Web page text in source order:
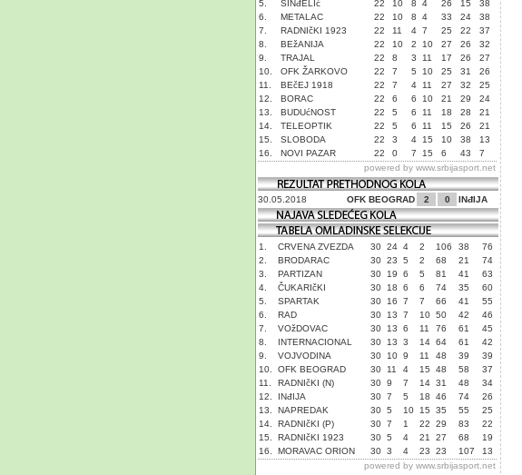
5. SINđELIć 22 10 8 4 26 15
38
6.
METALAC 22 10 8 4 33 24
38
7.
RADNIčKI 1923 22 11 4 7 25 22
37
8.
BEžANIJA 22 10 2 10 27 26
32
9.
TRAJAL 22 8 3 11 17 26
27
10.
OFK ŽARKOVO 22 7 5 10 25 31
26
11.
BEčEJ 1918 22 7 4 11 27 32
25
12.
BORAC 22 6 6 10 21 29
24
13.
BUDUćNOST 22 5 6 11 18 28
21
14.
TELEOPTIK 22 5 6 11 15 26
21
15.
SLOBODA 22 3 4 15 10 38
13
16.
NOVI PAZAR 22 0 7 15 6 43
7
powered by www.srbijasport.net
30.05.2018 OFK BEOGRAD 2 0 INđIJA
1. CRVENA ZVEZDA 30 24 4 2 106 38
76
2.
BRODARAC 30 23 5 2 68 21
74
3.
PARTIZAN 30 19 6 5 81 41
63
4.
ČUKARIčKI 30 18 6 6 74 35
60
5.
SPARTAK 30 16 7 7 66 41
55
6.
RAD 30 13 7 10 50 42
46
7.
VOžDOVAC 30 13 6 11 76 61
45
8.
INTERNACIONAL 30 13 3 14 64 61
42
9.
VOJVODINA 30 10 9 11 48 39
39
10.
OFK BEOGRAD 30 11 4 15 48 58
37
11.
RADNIčKI (N) 30 9 7 14 31 48
34
12.
INđIJA 30 7 5 18 46 74
26
13.
NAPREDAK 30 5 10 15 35 55
25
14.
RADNIčKI (P) 30 7 1 22 29 83
22
15.
RADNIčKI 1923 30 5 4 21 27 68
19
16.
MORAVAC ORION 30 3 4 23 23 107
13
powered by www.srbijasport.net